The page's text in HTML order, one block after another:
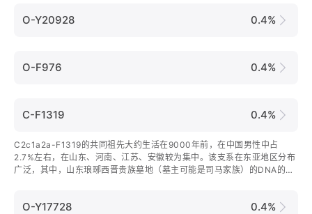
O-Y20928 0.4%
O-F976 0.4%
C-F1319 0.4%
C2c1a2a-F1319的共同祖先大约生活在9000年前，在中国男性中占
2.7%左右，在山东、河南、江苏、安徽较为集中。该支系在东亚地区分布
广泛，其中，山东琅琊西晋贵族墓地（墓主可能是司马家族）的DNA的检
O-Y17728 0.4%